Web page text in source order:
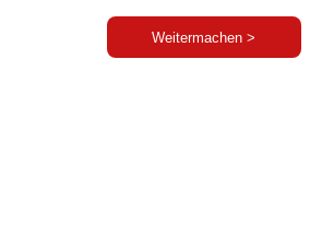
Weitermachen >